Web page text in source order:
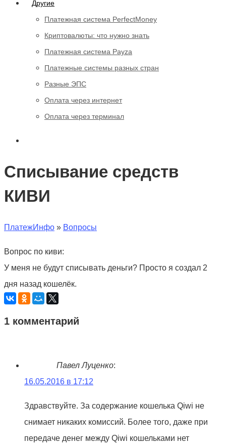
Другие
Платежная система PerfectMoney
Криптовалюты: что нужно знать
Платежная система Payza
Платежные системы разных стран
Разные ЭПС
Оплата через интернет
Оплата через терминал
Списывание средств
КИВИ
ПлатежИнфо » Вопросы
Вопрос по киви:
У меня не будут списывать деньги? Просто я создал 2
дня назад кошелёк.
1 комментарий
Павел Луценко:
16.05.2016 в 17:12
Здравствуйте. За содержание кошелька Qiwi не
снимает никаких комиссий. Более того, даже при
передаче денег между Qiwi кошельками нет